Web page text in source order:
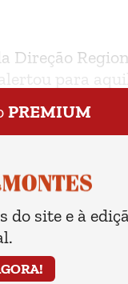
para
dos regimes
PREMIUM
do site e à